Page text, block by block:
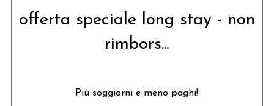
offerta speciale long stay - non
rimbors...
Più soggiorni e meno paghi!